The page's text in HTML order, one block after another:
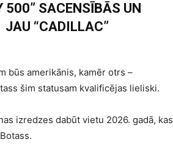
500” SACENSĪBĀS UN
“CADILLAC”
būs amerikānis, kamēr otrs –
šim statusam kvalificējas lieliski.
izredzes dabūt vietu 2026. gadā, kas